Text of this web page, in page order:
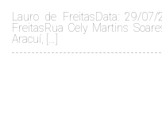
Lauro de FreitasData: 29/
FreitasRua Cely Martins
Aracuí, […]